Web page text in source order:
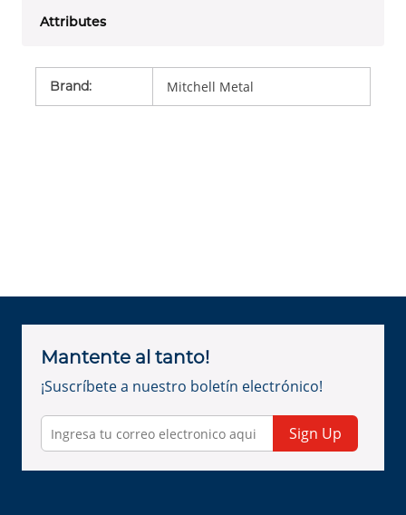
Attributes
Brand: Mitchell Metal
Mantente al tanto!
¡Suscríbete a nuestro boletín electrónico!
Sign Up